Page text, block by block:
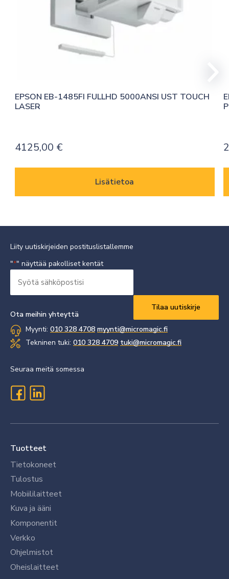
EPSON EB-1485FI FULLHD 5000ANSI UST TOUCH
LASER
4125,00 €
Lisätietoa
Liity uutiskirjeiden postituslistallemme
"*" näyttää pakolliset kentät
sähköpostisi
Ota meihin yhteyttä
Myynti: 010 328 4708 myynti@micromagic.fi
Tekninen tuki: 010 328 4709 tuki@micromagic.fi
Seuraa meitä somessa
Tuotteet
Tietokoneet
Tulostus
Mobiililaitteet
Kuva ja ääni
Komponentit
Verkko
Ohjelmistot
Oheislaitteet